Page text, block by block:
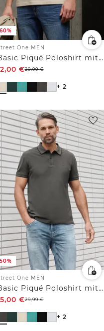
One MEN
Basic Piqué Poloshirt mit Kontrastdetail
€29,99€
+ 2
One MEN
Basic Piqué Poloshirt mit Kontrastdetail
€29,99€
+ 2